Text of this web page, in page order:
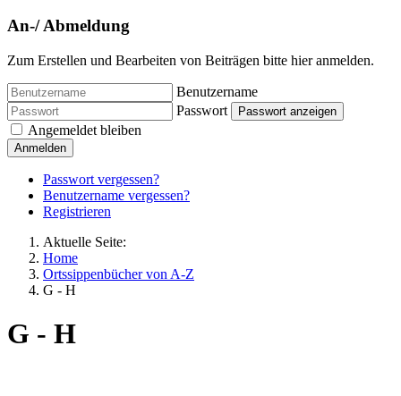
An-/ Abmeldung
Zum Erstellen und Bearbeiten von Beiträgen bitte hier anmelden.
Benutzername
Passwort
Passwort anzeigen
Angemeldet bleiben
Anmelden
Passwort vergessen?
Benutzername vergessen?
Registrieren
Aktuelle Seite:
Home
Ortssippenbücher von A-Z
G - H
G - H